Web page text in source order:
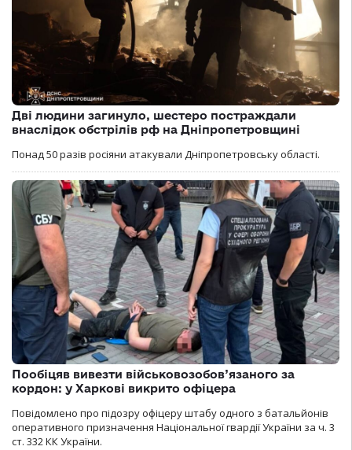
Дві людини загинуло, шестеро постраждали
внаслідок обстрілів рф на Дніпропетровщині
Понад 50 разів росіяни атакували Дніпропетровську області.
Пообіцяв вивезти військовозобов’язаного за
кордон: у Харкові викрито офіцера
Повідомлено про підозру офіцеру штабу одного з батальйонів
оперативного призначення Національної гвардії України за ч. 3
ст. 332 КК України.